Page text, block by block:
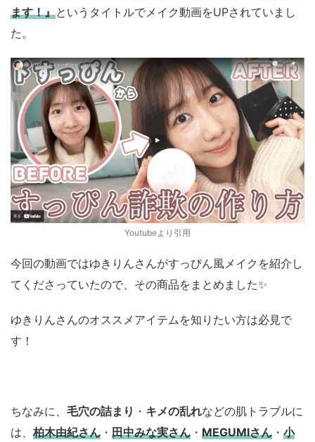
ます！』というタイトルでメイク動画をUPされていまし
た。
Youtubeより引用
今回の動画ではゆきりんさんがすっぴん風メイクを紹介し
てくださっていたので、その商品をまとめました✨
ゆきりんさんのオススメアイテムを知りたい方は必見で
す！
ちなみに、 毛穴の詰まり ・ キメの乱れなどの肌トラブルに
は、 柏木由紀さん ・ 田中みな実さん ・ MEGUMIさん ・ 小